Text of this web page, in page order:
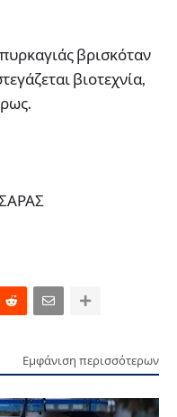
βρισκόταν
βιοτεχνία,
Εμφάνιση περισσότερων